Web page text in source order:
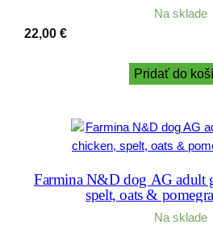
Na sklade
22,00 €
Pridať do
Farmina N&D dog AG adult
spelt, oats &
Na sklade